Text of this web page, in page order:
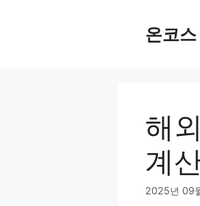
온코
해
계
2025년 09